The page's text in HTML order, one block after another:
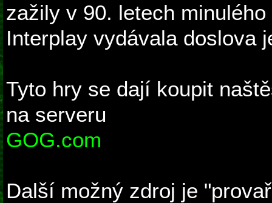
zažily v 90. letech
Interplay vydávala doslova
Tyto hry se dají koupit
na serveru
GOG.com
Další možný zdroj je